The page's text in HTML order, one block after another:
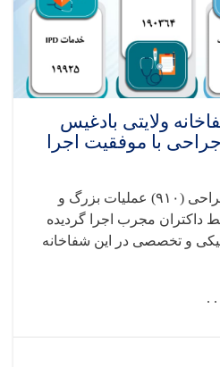
ولایتی بادغیس
جراحی با موفقیت اجرا
(۹۱۰)
عملیات بزرگ و
داکتران مجرب اجرا گردیده
و تخصصی در این شفاخانه
.